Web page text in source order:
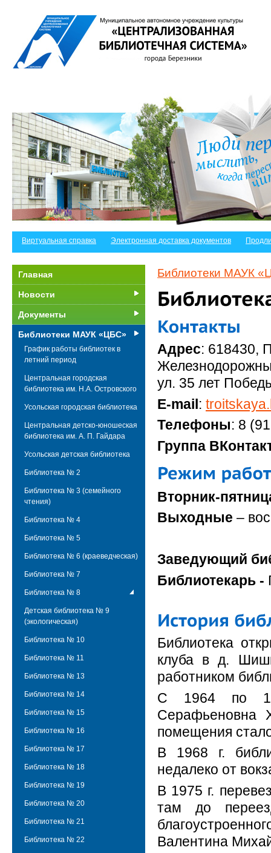
Виртуальная справка Электронная доставка документов
Библиотеки МАУК
Адрес: 618430,
ул. 35 лет
E-mail:
Телефоны: 8
Группа
Вторник-
Выходные –
Заведующий
Библиотекарь -
Библиотека
клуба в д.
работником
С 1964 по
Серафьеновна
помещения
В 1968 г.
недалеко от
В 1975 г.
там до
Валентина
Главная
Новости
Документы
Библиотеки МАУК «ЦБС»
График работы библиотек в
летний период
Центральная городская
библиотека им. Н.А. Островского
Усольская городская библиотека
Центральная детско-юношеская
библиотека им. А. П. Гайдара
Усольская детская библиотека
Библиотека № 2
Библиотека № 3 (cемейного
чтения)
Библиотека № 4
Библиотека № 5
Библиотека № 6 (краеведческая)
Библиотека № 7
Библиотека № 8
Детская библиотека № 9
(экологическая)
Библиотека № 10
Библиотека № 11
Библиотека № 13
Библиотека № 14
Библиотека № 15
Библиотека № 16
Библиотека № 17
Библиотека № 18
Библиотека № 19
Библиотека № 20
Библиотека № 21
Библиотека № 22